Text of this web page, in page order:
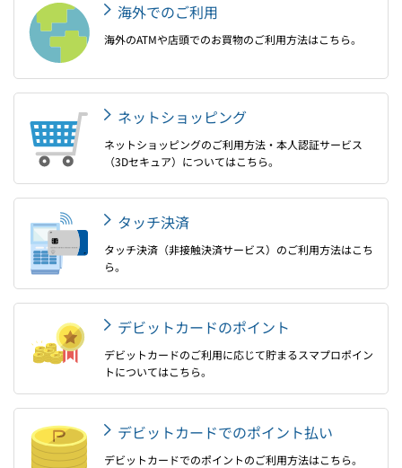
海外でのご利用
海外のATMや店頭でのお買物のご利用方法はこちら。
ネットショッピング
ネットショッピングのご利用方法・本人認証サービス
（3Dセキュア）についてはこちら。
タッチ決済
タッチ決済（非接触決済サービス）のご利用方法はこち
ら。
デビットカードのポイント
デビットカードのご利用に応じて貯まるスマプロポイン
トについてはこちら。
デビットカードでのポイント払い
デビットカードでのポイントのご利用方法はこちら。